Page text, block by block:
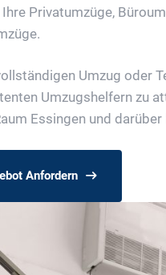
Privatumzüge,
Umzug oder
Umzugshelfern zu
Essingen und darüber
Anfordern